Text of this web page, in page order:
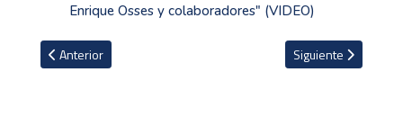
Enrique Osses y colaboradores" (VIDEO)
Artículo anterior: VIDEO: De forma dolorosa Alexander Vargas
Anterior Artículo siguiente:
Siguiente